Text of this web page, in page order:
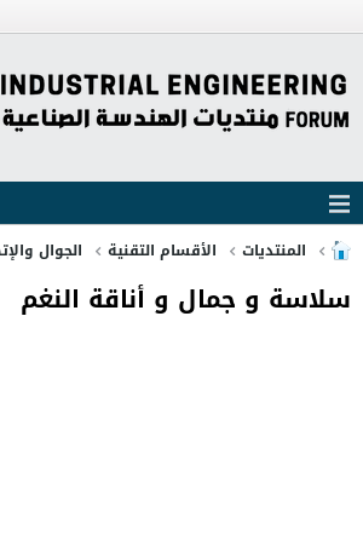
المنتديات الأقسام التقنية الجوال
سلاسة و جمال و أناقة النغم